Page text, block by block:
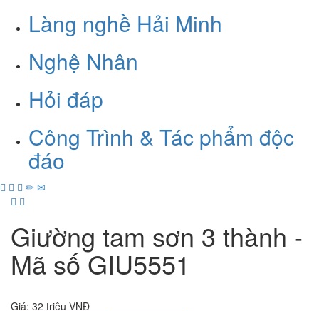
Làng nghề Hải Minh
Nghệ Nhân
Hỏi đáp
Công Trình & Tác phẩm độc
đáo
Giường tam sơn 3 thành -
Mã số GIU5551
Giá: 32 triệu VNĐ